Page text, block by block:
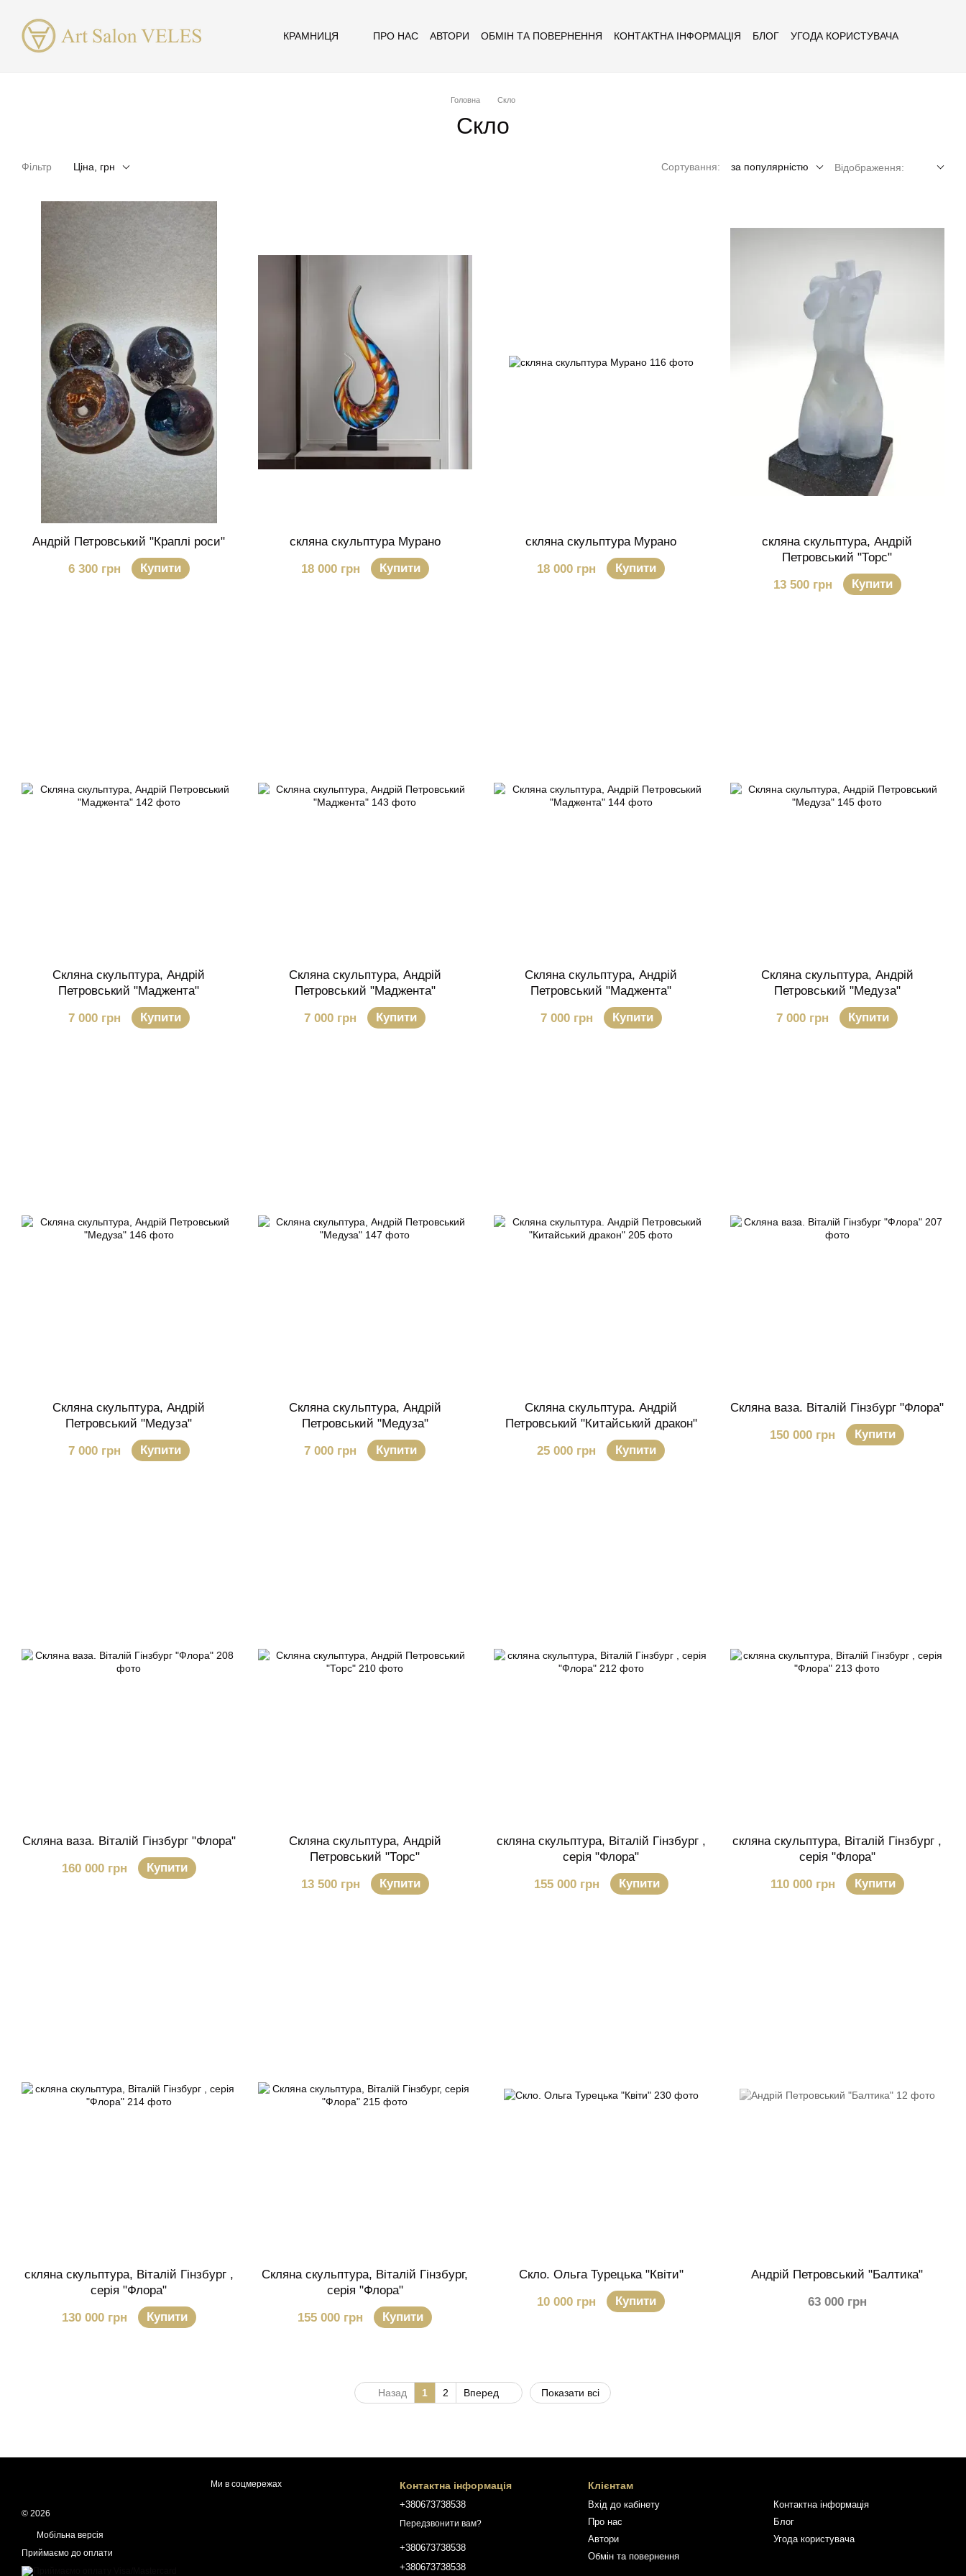
КРАМНИЦЯ ПРО НАС АВТОРИ ОБМІН ТА ПОВЕРНЕННЯ КОНТАКТНА ІНФОРМАЦІЯ БЛОГ УГОДА КОРИСТУВАЧА
Головна Скло
Скло
Фільтр Ціна, грн Сортування: за популярністю Відображення:
Андрій Петровський "Краплі роси"
6 300 грн
Купити
скляна скульптура Мурано
18 000 грн
Купити
скляна скульптура Мурано
18 000 грн
Купити
скляна скульптура, Андрій
Петровський "Торс"
13 500 грн
Купити
Скляна скульптура, Андрій
Петровський "Маджента"
7 000 грн
Купити
Скляна скульптура, Андрій
Петровський "Маджента"
7 000 грн
Купити
Скляна скульптура, Андрій
Петровський "Маджента"
7 000 грн
Купити
Скляна скульптура, Андрій
Петровський "Медуза"
7 000 грн
Купити
Скляна скульптура, Андрій
Петровський "Медуза"
7 000 грн
Купити
Скляна скульптура, Андрій
Петровський "Медуза"
7 000 грн
Купити
Скляна скульптура. Андрій
Петровський "Китайський дракон"
25 000 грн
Купити
Скляна ваза. Віталій Гінзбург "Флора"
150 000 грн
Купити
Скляна ваза. Віталій Гінзбург "Флора"
160 000 грн
Купити
Скляна скульптура, Андрій
Петровський "Торс"
13 500 грн
Купити
скляна скульптура, Віталій Гінзбург ,
серія "Флора"
155 000 грн
Купити
скляна скульптура, Віталій Гінзбург ,
серія "Флора"
110 000 грн
Купити
скляна скульптура, Віталій Гінзбург ,
серія "Флора"
130 000 грн
Купити
Скляна скульптура, Віталій Гінзбург,
серія "Флора"
155 000 грн
Купити
Скло. Ольга Турецька "Квіти"
10 000 грн
Купити
Андрій Петровський "Балтика"
63 000 грн
Назад 1 2 Вперед Показати всі
© 2026
Мобільна версія
Приймаємо до оплати
Ми в соцмережах Контактна інформація
+380673738538
Передзвонити вам?
+380673738538
+380673738538
Клієнтам
Вхід до кабінету
Про нас
Автори
Обмін та повернення
Контактна інформація
Блог
Угода користувача